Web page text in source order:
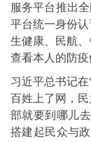
服务平台推出
平台统一身份
生健康、民航
查看本人的防疫
习近平总书记在
百姓上了网，
部就要到哪儿
搭建起民众与